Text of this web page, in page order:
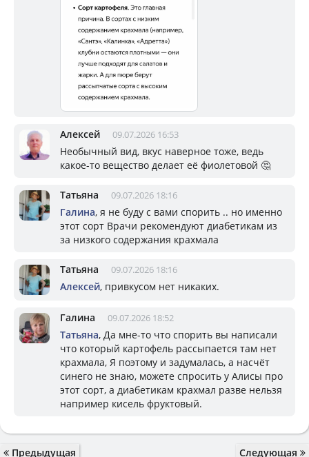
Алексей 09.07.2026 16:53
Необычный вид, вкус наверное тоже, ведь
какое-то вещество делает её фиолетовой 🤔
Татьяна 09.07.2026 18:16
Галина, я не буду с вами спорить .. но именно
этот сорт Врачи рекомендуют диабетикам из
за низкого содержания крахмала
Татьяна 09.07.2026 18:16
Алексей, привкусом нет никаких.
Галина 09.07.2026 18:52
Татьяна, Да мне-то что спорить вы написали
что который картофель рассыпается там нет
крахмала, Я поэтому и задумалась, а насчёт
синего не знаю, можете спросить у Алисы про
этот сорт, а диабетикам крахмал разве нельзя
например кисель фруктовый.
Предыдущая Следующая